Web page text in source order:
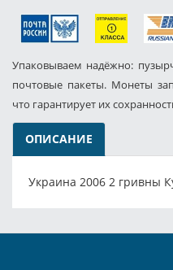
Упаковываем надёжно:
почтовые пакеты. Монеты
что гарантирует их
ОПИСАНИЕ
Украина 2006 2 гривны